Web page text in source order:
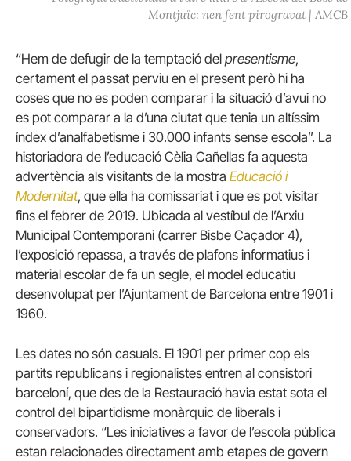
Montjuïc: nen fent pirogravat | AMCB
“Hem de defugir de la temptació del presentisme,
certament el passat perviu en el present però hi ha
coses que no es poden comparar i la situació d’avui no
es pot comparar a la d’una ciutat que tenia un altíssim
índex d’analfabetisme i 30.000 infants sense escola”. La
historiadora de l’educació Cèlia Cañellas fa aquesta
advertència als visitants de la mostra Educació i
Modernitat, que ella ha comissariat i que es pot visitar
fins el febrer de 2019. Ubicada al vestíbul de l’Arxiu
Municipal Contemporani (carrer Bisbe Caçador 4),
l’exposició repassa, a través de plafons informatius i
material escolar de fa un segle, el model educatiu
desenvolupat per l’Ajuntament de Barcelona entre 1901 i
1960.
Les dates no són casuals. El 1901 per primer cop els
partits republicans i regionalistes entren al consistori
barceloní, que des de la Restauració havia estat sota el
control del bipartidisme monàrquic de liberals i
conservadors. “Les iniciatives a favor de l’escola pública
estan relacionades directament amb etapes de govern